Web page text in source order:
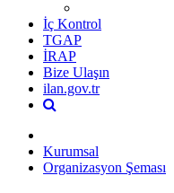
İç Kontrol
TGAP
İRAP
Bize Ulaşın
ilan.gov.tr
Kurumsal
Organizasyon Şeması